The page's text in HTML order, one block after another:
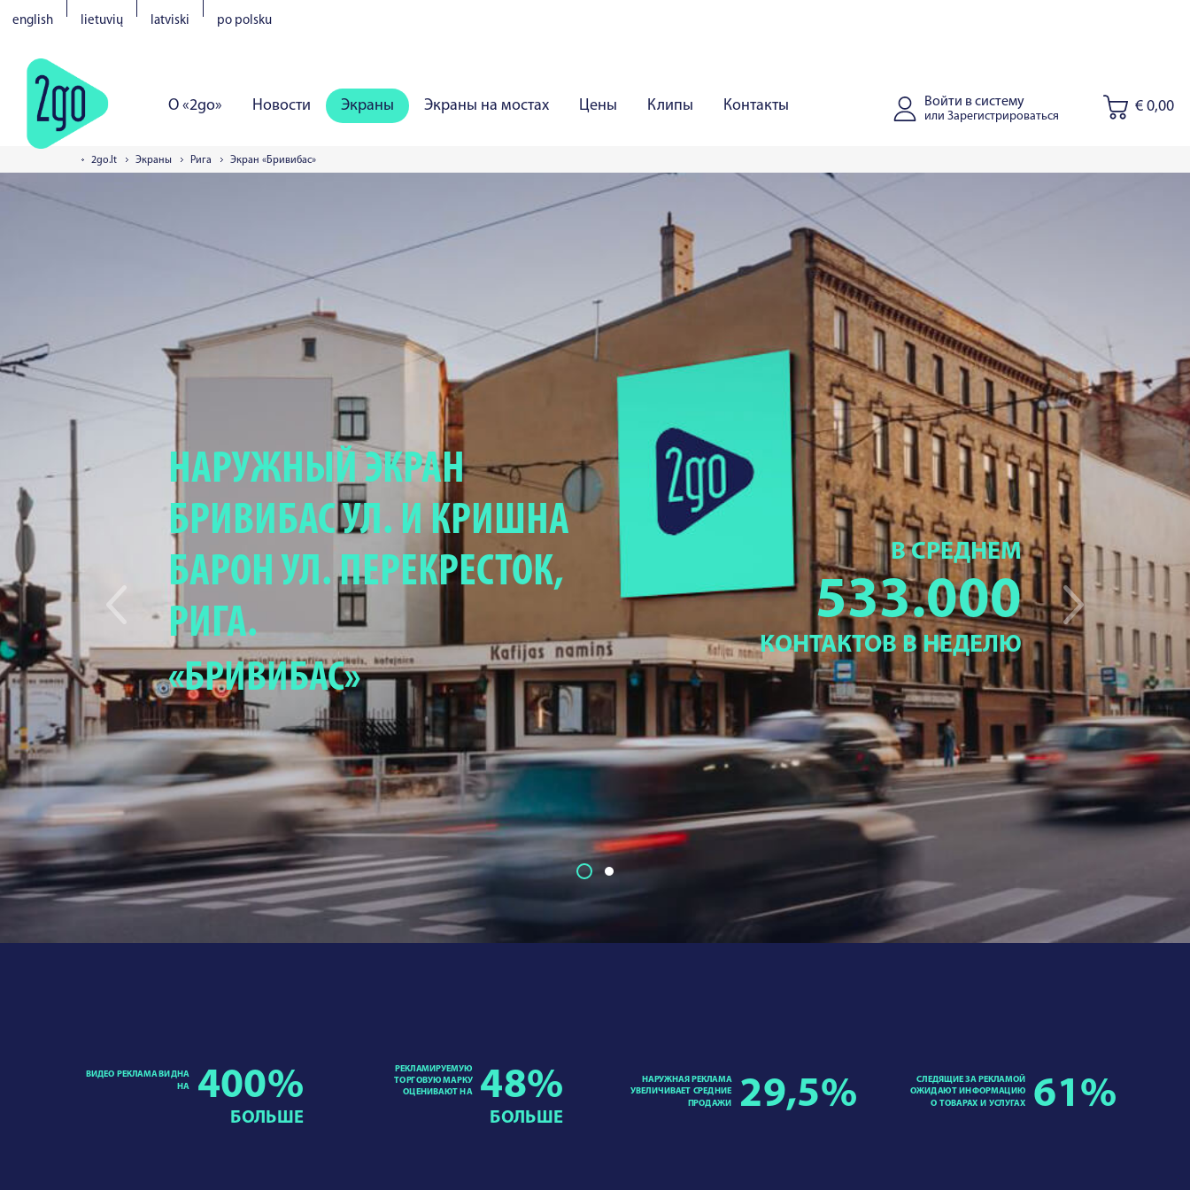
english lietuvių latviski po polsku
О «2go» Новости Экраны Экраны на мостах Цены Клипы Контакты Войти в систему
или Зарегистрироваться
€ 0,00
Вильнюс Каунас
Вильянди Хаапсалу
2go.lt Экраны Рига Экран «Бривибас»
НАРУЖНЫЙ ЭКРАН
БРИВИБАС УЛ. И КРИШНА
БАРОН УЛ. ПЕРЕКРЕСТОК,
РИГА.
«БРИВИБАС»
В СРЕДНЕМ
533.000
КОНТАКТОВ В НЕДЕЛЮ
ВИДЕО РЕКЛАМА ВИДНА
НА
400%
БОЛЬШЕ
РЕКЛАМИРУЕМУЮ
ТОРГОВУЮ МАРКУ
ОЦЕНИВАЮТ НА
48%
БОЛЬШЕ
НАРУЖНАЯ РЕКЛАМА
УВЕЛИЧИВАЕТ СРЕДНИЕ
ПРОДАЖИ 29,5%
СЛЕДЯЩИЕ ЗА РЕКЛАМОЙ
ОЖИДАЮТ ИНФОРМАЦИЮ
О ТОВАРАХ И УСЛУГАХ 61%